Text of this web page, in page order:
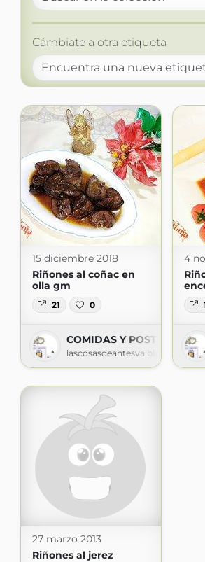
Cámbiate a otra etiqueta
15 diciembre 2018
Riñones al coñac en
olla gm
21 0
COMIDAS Y POSTRES
4
27 marzo 2013
Riñones al jerez